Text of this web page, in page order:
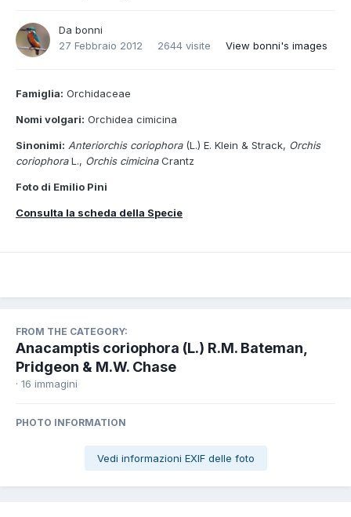
Da bonni
27 Febbraio 2012
2644 visite View bonni's images
Famiglia: Orchidaceae
Nomi volgari: Orchidea cimicina
Sinonimi: Anteriorchis coriophora(L.) E. Klein & Strack, Orchis
coriophoraL., Orchis cimicinaCrantz
Foto di Emilio Pini
Consulta la scheda della Specie
FROM THE CATEGORY:
Anacamptis coriophora (L.) R.M. Bateman,
Pridgeon & M.W. Chase
· 16 immagini
PHOTO INFORMATION
Vedi informazioni EXIF delle foto